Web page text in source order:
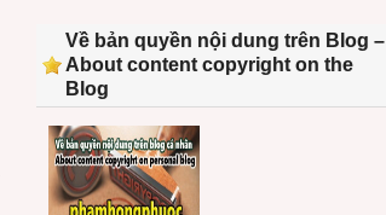
Về bản quyền nội dung trên Blog –
About content copyright on the
Blog